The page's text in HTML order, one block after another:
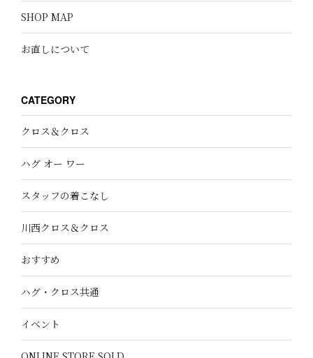
SHOP MAP
お直しについて
CATEGORY
クロス＆クロス
ハグ オー ワー
スタッフの着こなし
川西クロス＆クロス
おすすめ
ハグ・クロス共通
イベント